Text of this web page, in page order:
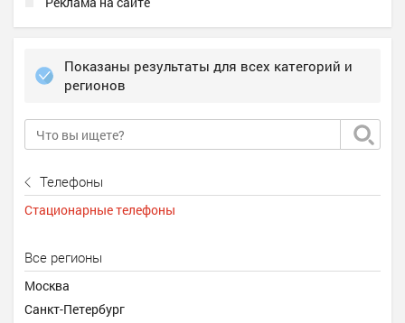
Показаны результаты для всех категорий и
регионов
Телефоны
Стационарные телефоны
Все регионы
Москва
Санкт-Петербург